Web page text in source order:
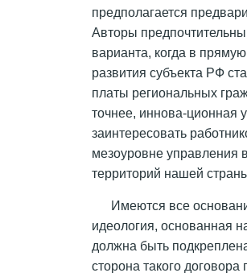
предполагается
Авторы
варианта, когда в
развития субъекта РФ
платы региональных
точнее, иннова-ционная
заинтересовать
мезоуровне управления
территорий нашей
Имеются все
идеология, основанная
должна быть
сторона такого